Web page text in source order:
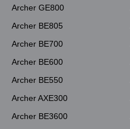
Archer GE800
Archer BE805
Archer BE700
Archer BE600
Archer BE550
Archer AXE300
Archer BE3600